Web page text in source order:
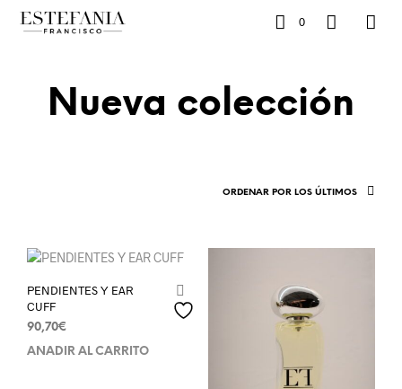
0
Nueva colección
ORDENAR POR LOS ÚLTIMOS
PENDIENTES Y EAR
CUFF
90,70€
AÑADIR AL CARRITO